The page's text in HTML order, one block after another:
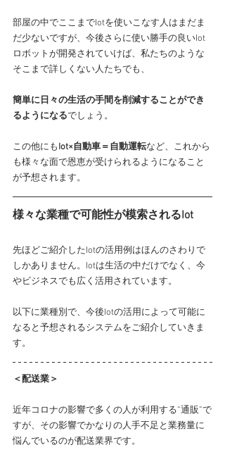
部屋の中でここまでIotを使いこなす人はまだま
だ少ないですが、今後さらに使い勝手の良いIot
ロボットが開発されていけば、私たちのような
そこまで詳しくない人たちでも、
簡単に日々の生活の手間を削減することができ
るようになるでしょう。
この他にもIot×自動車＝自動運転など、これから
も様々な面で恩恵が受けられるようになること
が予想されます。
様々な業種で可能性が模索されるIot
先ほどご紹介したIotの活用例はほんのさわりで
しかありません。Iotは生活の中だけでなく、今
やビジネスでも広く活用されています。
以下に業種別で、今後Iotの活用によって可能に
なると予想されるシステムをご紹介していきま
す。
＜配送業＞
近年コロナの影響で多くの人が利用する”通販”で
すが、その影響でかなりの人手不足と業務量に
悩んでいるのが配送業界です。